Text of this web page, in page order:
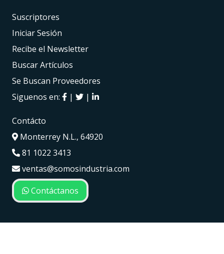
Suscriptores
Iniciar Sesión
Recibe el Newsletter
Buscar Artículos
Se Buscan Proveedores
Siguenos en:
| |
Contácto
Monterrey N.L., 64920
81 1022 3413
ventas@somosindustria.com
Contáctanos